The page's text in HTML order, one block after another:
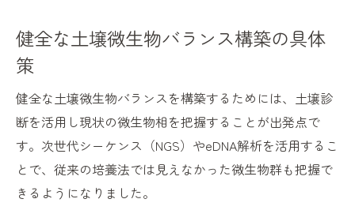
健全な土壌微生物バランス構築の具体
策
健全な土壌微生物バランスを構築するためには、土壌診
断を活用し現状の微生物相を把握することが出発点で
す。次世代シーケンス（NGS）やeDNA解析を活用するこ
とで、従来の培養法では見えなかった微生物群も把握で
きるようになりました。